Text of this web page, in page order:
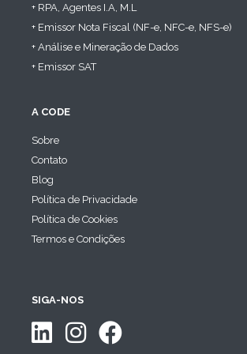
+ RPA, Agentes I.A, M.L
+ Emissor Nota Fiscal (NF-e, NFC-e, NFS-e)
+ Análise e Mineração de Dados
+ Emissor SAT
A CODE
Sobre
Contato
Blog
Política de Privacidade
Política de Cookies
Termos e Condições
SIGA-NOS